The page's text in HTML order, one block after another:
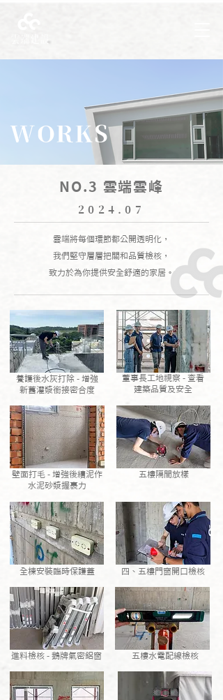
WORKS
NO.3 雲端雲峰
2024.07
雲端將每個環節都公開透明化，
我們堅守層層把關和品質檢核，
致力於為你提供安全舒適的家居。
養護後水灰打除 - 增強
新舊灌漿銜接密合度
董事長工地視察 - 查看
建築品質及安全
壁面打毛 - 增強後續泥作
水泥砂漿握裹力
五樓隔間放樣
全棟安裝臨時保護蓋
進料檢核 - 鵝牌氣密鋁窗
四、五樓門窗開口檢核
五樓水電配線檢核